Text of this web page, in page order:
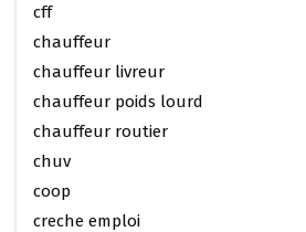
cff
chauffeur
chauffeur livreur
chauffeur poids lourd
chauffeur routier
chuv
coop
creche emploi